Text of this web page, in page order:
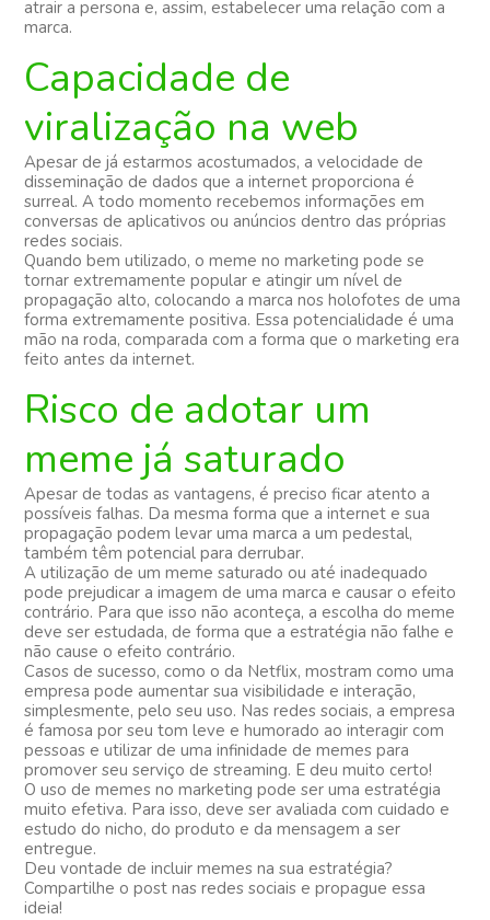
atrair a persona e, assim, estabelecer uma relação com a
marca.
Capacidade de
viralização na web
Apesar de já estarmos acostumados, a velocidade de
disseminação de dados que a internet proporciona é
surreal. A todo momento recebemos informações em
conversas de aplicativos ou anúncios dentro das próprias
redes sociais.
Quando bem utilizado, o meme no marketing pode se
tornar extremamente popular e atingir um nível de
propagação alto, colocando a marca nos holofotes de uma
forma extremamente positiva. Essa potencialidade é uma
mão na roda, comparada com a forma que o marketing era
feito antes da internet.
Risco de adotar um
meme já saturado
Apesar de todas as vantagens, é preciso ficar atento a
possíveis falhas. Da mesma forma que a internet e sua
propagação podem levar uma marca a um pedestal,
também têm potencial para derrubar.
A utilização de um meme saturado ou até inadequado
pode prejudicar a imagem de uma marca e causar o efeito
contrário. Para que isso não aconteça, a escolha do meme
deve ser estudada, de forma que a estratégia não falhe e
não cause o efeito contrário.
Casos de sucesso, como o da Netflix, mostram como uma
empresa pode aumentar sua visibilidade e interação,
simplesmente, pelo seu uso. Nas redes sociais, a empresa
é famosa por seu tom leve e humorado ao interagir com
pessoas e utilizar de uma infinidade de memes para
promover seu serviço de streaming. E deu muito certo!
O uso de memes no marketing pode ser uma estratégia
muito efetiva. Para isso, deve ser avaliada com cuidado e
estudo do nicho, do produto e da mensagem a ser
entregue.
Deu vontade de incluir memes na sua estratégia?
Compartilhe o post nas redes sociais e propague essa
ideia!